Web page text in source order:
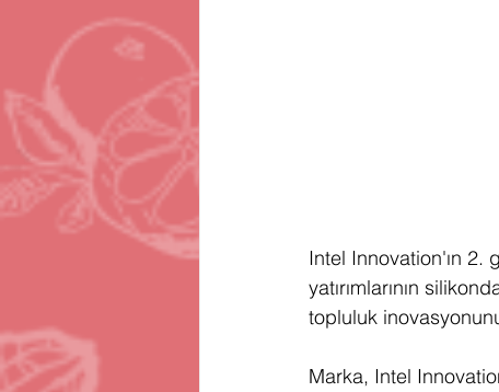
Intel Innovation'ın 2.
yatırımlarının
topluluk
Marka, Intel